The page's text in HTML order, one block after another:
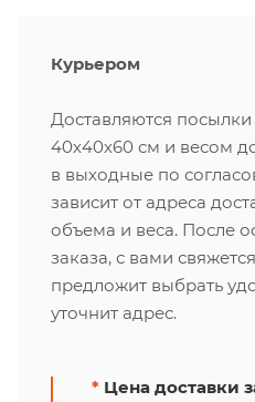
Курьером
Доставляются
40х40х60 см и весом
в выходные по
зависит от адреса
объема и веса. После
заказа, с вами
предложит выбрать
уточнит адрес.
* Цена доставки